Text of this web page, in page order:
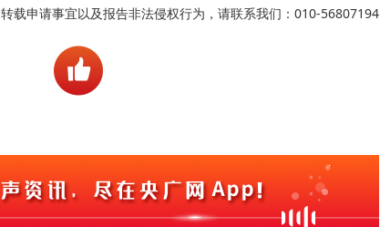
转载申请事宜以及报告非法侵权行为，请联系我们：010-56807194